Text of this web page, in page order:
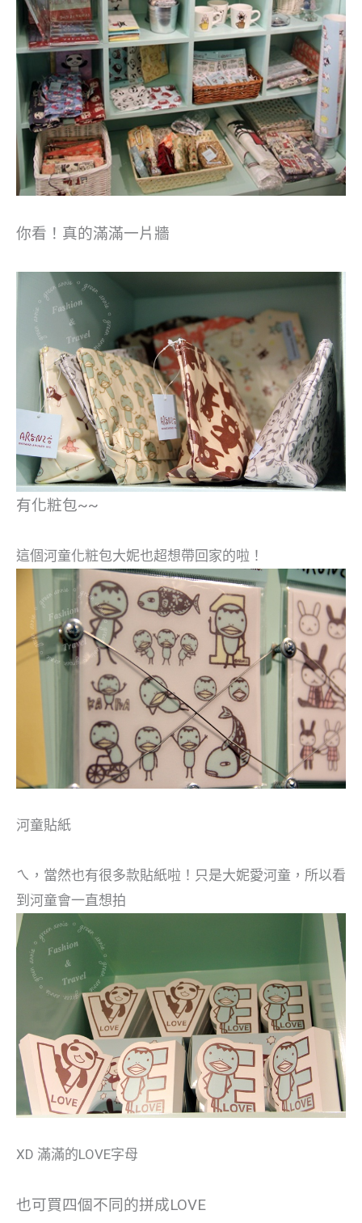
你看！真的滿滿一片牆
有化粧包~~
這個河童化粧包大妮也超想帶回家的啦！
河童貼紙
ㄟ，當然也有很多款貼紙啦！只是大妮愛河童，所以看
到河童會一直想拍
XD 滿滿的LOVE字母
也可買四個不同的拼成LOVE